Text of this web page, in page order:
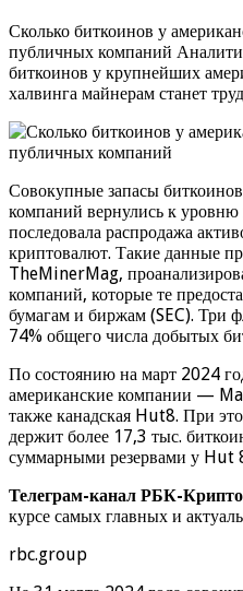
Сколько биткоинов у
публичных компаний
биткоинов у крупнейших
халвинга майнерам станет
Совокупные запасы
компаний вернулись к
последовала распродажа
криптовалют. Такие данные
TheMinerMag,
компаний, которые те
бумагам и биржам (SEC). Три
74% общего числа добытых
По состоянию на март 2024
американские компании —
также канадская Hut8. При
держит более 17,3 тыс.
суммарными резервами у Hut
Телеграм-канал РБК-Крипто
курсе самых главных и
rbc.group